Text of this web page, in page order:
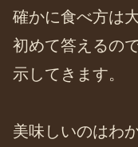
確かに食べ方は
初めて答えるの
示してきます。
美味しいのはわ